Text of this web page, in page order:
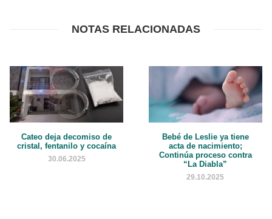
NOTAS RELACIONADAS
Cateo deja decomiso de
cristal, fentanilo y cocaína
30.06.2025
Bebé de Leslie ya tiene
acta de nacimiento;
Continúa proceso contra
“La Diabla”
29.10.2025